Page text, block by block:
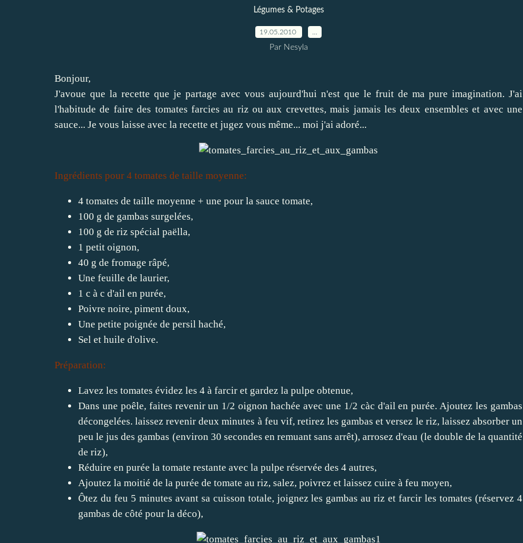
Légumes & Potages
19.05.2010
Par Nesyla
Bonjour,
J'avoue que la recette que je partage avec vous aujourd'hui n'est que le fruit de ma pure imagination. J'ai
l'habitude de faire des tomates farcies au riz ou aux crevettes, mais jamais les deux ensembles et avec une
sauce... Je vous laisse avec la recette et jugez vous même... moi j'ai adoré...
Ingrédients pour 4 tomates de taille moyenne:
4 tomates de taille moyenne + une pour la sauce tomate,
100 g de gambas surgelées,
100 g de riz spécial paëlla,
1 petit oignon,
40 g de fromage râpé,
Une feuille de laurier,
1 c à c d'ail en purée,
Poivre noire, piment doux,
Une petite poignée de persil haché,
Sel et huile d'olive.
Préparation:
Lavez les tomates évidez les 4 à farcir et gardez la pulpe obtenue,
Dans une poêle, faites revenir un 1/2 oignon hachée avec une 1/2 càc d'ail en purée. Ajoutez les gambas
décongelées. laissez revenir deux minutes à feu vif, retirez les gambas et versez le riz, laissez absorber un
peu le jus des gambas (environ 30 secondes en remuant sans arrêt), arrosez d'eau (le double de la quantité
de riz),
Réduire en purée la tomate restante avec la pulpe réservée des 4 autres,
Ajoutez la moitié de la purée de tomate au riz, salez, poivrez et laissez cuire à feu moyen,
Ôtez du feu 5 minutes avant sa cuisson totale, joignez les gambas au riz et farcir les tomates (réservez 4
gambas de côté pour la déco),